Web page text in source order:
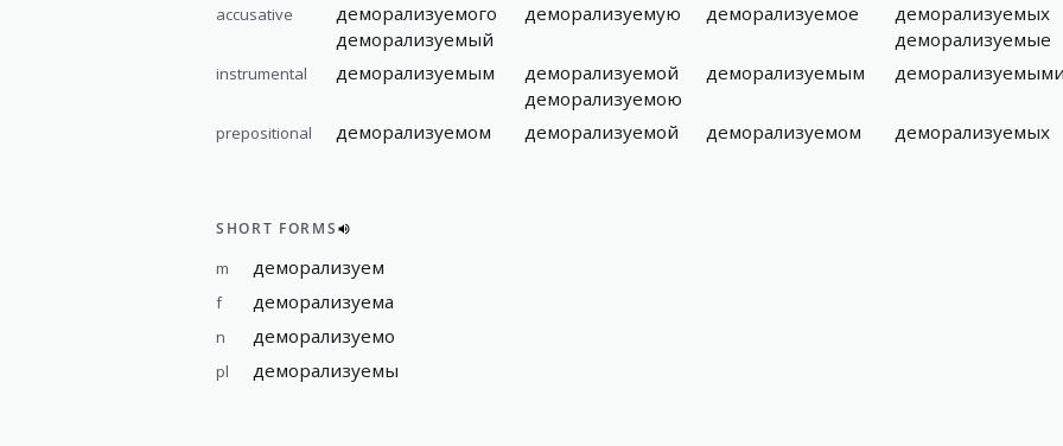
accusative
деморализуемого
деморализуемый
деморализуемую деморализуемое
деморализуемых
деморализуемые
instrumental деморализуемым
деморализуемой
деморализуемою
деморализуемым
prepositional деморализуемом деморализуемой деморализуемом деморализуемых
SHORT FORMS
m деморализуем
f деморализуема
n деморализуемо
pl деморализуемы